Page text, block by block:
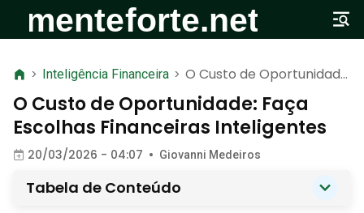
> Inteligência Financeira > O Custo de Oportunidade:
Faça Escolhas
Financeiras Inteligentes
O Custo de Oportunidade: Faça
Escolhas Financeiras Inteligentes
20/03/2026 - 04:07 • Giovanni Medeiros
Tabela de Conteúdo